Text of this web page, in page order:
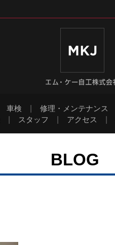
車検 修理・メンテナンス
スタッフ アクセス
BLOG